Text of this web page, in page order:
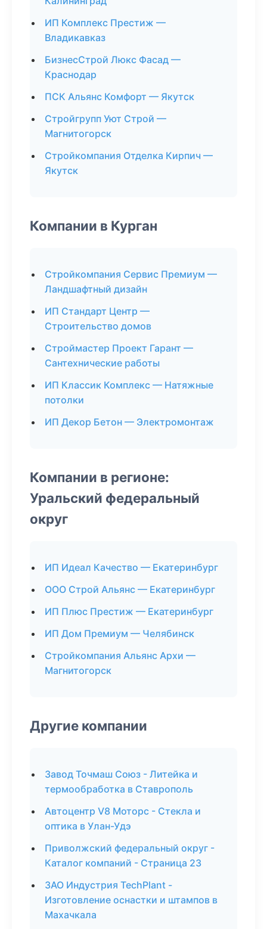
ИП Комплекс Престиж —
Владикавказ
БизнесСтрой Люкс Фасад —
Краснодар
ПСК Альянс Комфорт — Якутск
Стройгрупп Уют Строй —
Магнитогорск
Стройкомпания Отделка Кирпич —
Якутск
Компании в Курган
Стройкомпания Сервис Премиум —
Ландшафтный дизайн
ИП Стандарт Центр —
Строительство домов
Строймастер Проект Гарант —
Сантехнические работы
ИП Классик Комплекс — Натяжные
потолки
ИП Декор Бетон — Электромонтаж
Компании в регионе:
Уральский федеральный
округ
ИП Идеал Качество — Екатеринбург
ООО Строй Альянс — Екатеринбург
ИП Плюс Престиж — Екатеринбург
ИП Дом Премиум — Челябинск
Стройкомпания Альянс Архи —
Магнитогорск
Другие компании
Завод Точмаш Союз - Литейка и
термообработка в Ставрополь
Автоцентр V8 Моторс - Стекла и
оптика в Улан-Удэ
Приволжский федеральный округ -
Каталог компаний - Страница 23
ЗАО Индустрия TechPlant -
Изготовление оснастки и штампов в
Махачкала